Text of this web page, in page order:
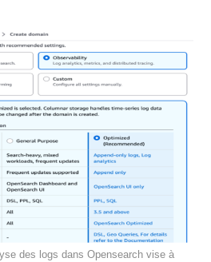
des logs dans Opensearch vise à